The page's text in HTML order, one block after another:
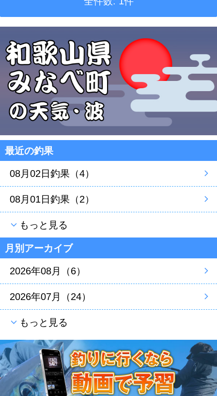
最近の釣果
08月02日釣果（4）
08月01日釣果（2）
もっと見る
月別アーカイブ
2026年08月（6）
2026年07月（24）
もっと見る